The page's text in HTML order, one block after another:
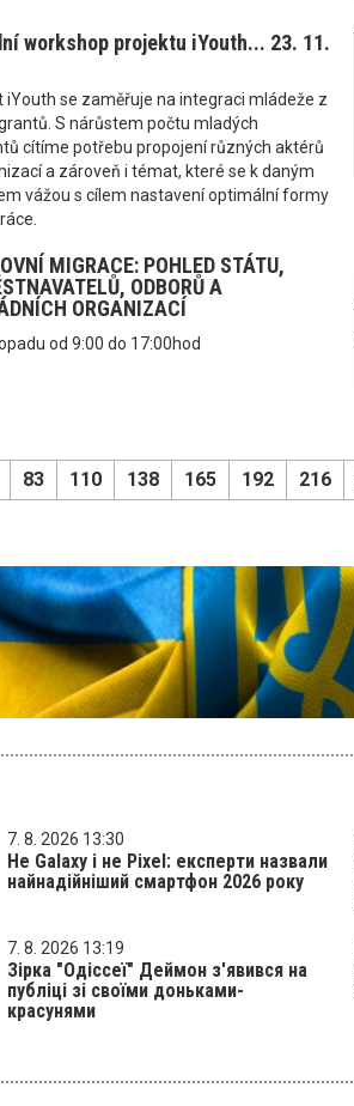
workshop projektu iYouth... 23. 11.
iYouth se zaměřuje na integraci mládeže z
S nárůstem počtu mladých
cítíme potřebu propojení různých aktérů
a zároveň i témat, které se k daným
vážou s cílem nastavení optimální formy
MIGRACE: POHLED STÁTU,
ODBORŮ A
ORGANIZACÍ
od 9:00 do 17:00hod
83 110 138 165 192 216
7. 8. 2026 13:30
Не Galaxy і не Pixel: експерти назвали
найнадійніший смартфон 2026 року
7. 8. 2026 13:19
Зірка "Одіссеї" Деймон з'явився на
публіці зі своїми доньками-
красунями